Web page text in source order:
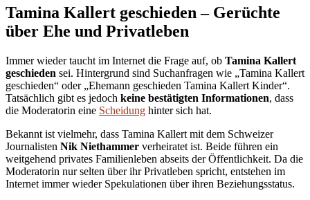
Tamina Kallert geschieden – Gerüchte
über Ehe und Privatleben
Immer wieder taucht im Internet die Frage auf, ob Tamina Kallert
geschieden sei. Hintergrund sind Suchanfragen wie „Tamina Kallert
geschieden“ oder „Ehemann geschieden Tamina Kallert Kinder“.
Tatsächlich gibt es jedoch keine bestätigten Informationen, dass
die Moderatorin eine Scheidung hinter sich hat.
Bekannt ist vielmehr, dass Tamina Kallert mit dem Schweizer
Journalisten Nik Niethammer verheiratet ist. Beide führen ein
weitgehend privates Familienleben abseits der Öffentlichkeit. Da die
Moderatorin nur selten über ihr Privatleben spricht, entstehen im
Internet immer wieder Spekulationen über ihren Beziehungsstatus.